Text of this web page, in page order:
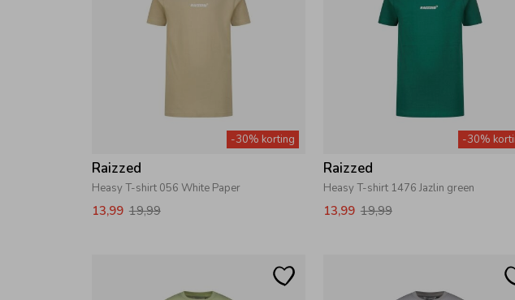
-30% korting
Raizzed
Heasy T-shirt 056 White Paper
13,99 19,99
-30%
Raizzed
Heasy T-shirt 1476 Jazlin green
13,99 19,99